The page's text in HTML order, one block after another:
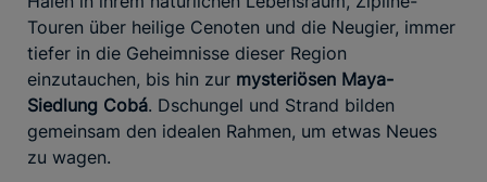
Touren über heilige Cenoten und die Neugier, immer
tiefer in die Geheimnisse dieser Region
einzutauchen, bis hin zur mysteriösen Maya-
Siedlung Cobá. Dschungel und Strand bilden
gemeinsam den idealen Rahmen, um etwas Neues
zu wagen.